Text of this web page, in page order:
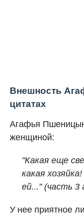
Внешность
цитатах
Агафья
женщиной:
"Какая еще
какая
ей..." (часть 3
У нее приятное